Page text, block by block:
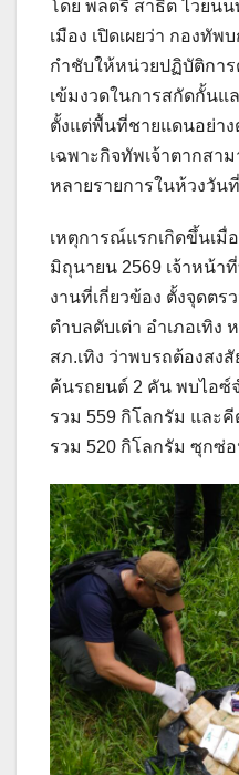
โดย พลตรี สาธิต ไวยน
เมือง เปิดเผยว่า กองทั
กำชับให้หน่วยปฏิบัติกา
เข้มงวดในการสกัดกั้นแ
ตั้งแต่พื้นที่ชายแดนอย่าง
เฉพาะกิจทัพเจ้าตากสา
หลายรายการในห้วงวัน
เหตุการณ์แรกเกิดขึ้นเมื่
มิถุนายน 2569 เจ้าหน้า
งานที่เกี่ยวข้อง ตั้งจุดตร
ตำบลตับเต่า อำเภอเทิง
สภ.เทิง ว่าพบรถต้องสง
ค้นรถยนต์ 2 คัน พบไอซ์
รวม 559 กิโลกรัม และ
รวม 520 กิโลกรัม ซุกซ่